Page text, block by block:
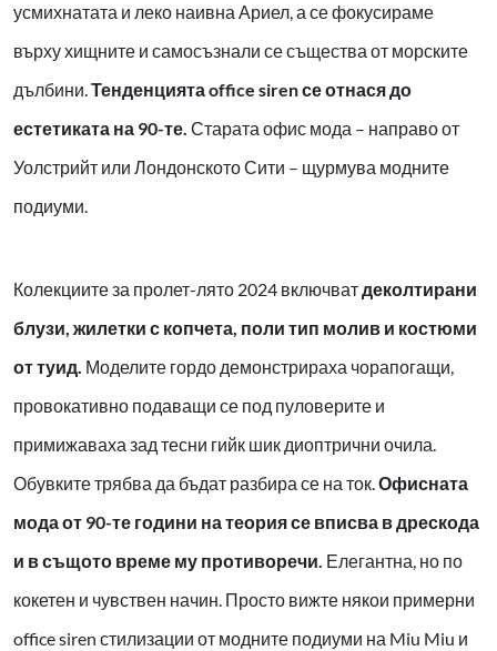
усмихнатата и леко наивна Ариел, а се фокусираме
върху хищните и самосъзнали се същества от морските
дълбини.Тенденциятаoffice sirenсе отнася до
естетиката на 90-те. Старата офис мода – направо от
Уолстрийт или Лондонското Сити – щурмува модните
подиуми.
Колекциите за пролет-лято 2024 включватдеколтирани
блузи, жилетки с копчета, поли тип молив и костюми
от туид. Моделите гордо демонстрираха чорапогащи,
провокативно подаващи се под пуловерите и
примижаваха зад тесни гийк шик диоптрични очила.
Обувките трябва да бъдат разбира се на ток.Офисната
мода от 90-те години на теория се вписва в дрескода
и в същото време му противоречи. Елегантна, но по
кокетен и чувствен начин. Просто вижте някои примерни
office siren стилизации от модните подиуми на Miu Miu и